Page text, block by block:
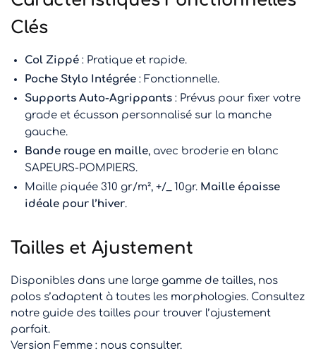
Clés
Col Zippé : Pratique et rapide.
Poche Stylo Intégrée : Fonctionnelle.
Supports Auto-Agrippants : Prévus pour fixer votre
grade et écusson personnalisé sur la manche
gauche.
Bande rouge en maille, avec broderie en blanc
SAPEURS-POMPIERS.
Maille piquée 310 gr/m², +/_ 10gr. Maille épaisse
idéale pour l’hiver.
Tailles et Ajustement
Disponibles dans une large gamme de tailles, nos
polos s’adaptent à toutes les morphologies. Consultez
notre guide des tailles pour trouver l’ajustement
parfait.
Version Femme : nous consulter.